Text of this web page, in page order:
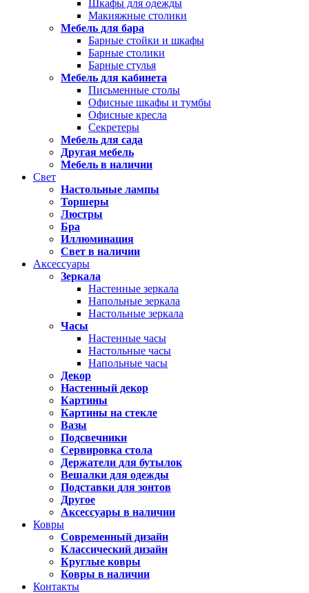
Шкафы для одежды
Макияжные столики
Мебель для бара
Барные стойки и шкафы
Барные столики
Барные стулья
Мебель для кабинета
Письменные столы
Офисные шкафы и тумбы
Офисные кресла
Секретеры
Мебель для сада
Другая мебель
Мебель в наличии
Свет
Настольные лампы
Торшеры
Люстры
Бра
Иллюминация
Свет в наличии
Аксессуары
Зеркала
Настенные зеркала
Напольные зеркала
Настольные зеркала
Часы
Настенные часы
Настольные часы
Напольные часы
Декор
Настенный декор
Картины
Картины на стекле
Вазы
Подсвечники
Сервировка стола
Держатели для бутылок
Вешалки для одежды
Подставки для зонтов
Другое
Аксессуары в наличии
Ковры
Современный дизайн
Классический дизайн
Круглые ковры
Ковры в наличии
Контакты